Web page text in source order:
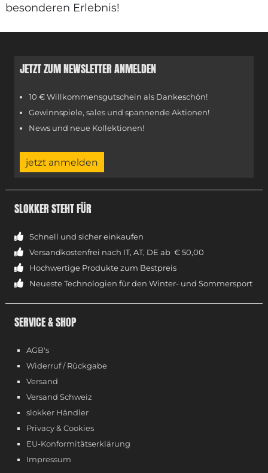
besonderen Erlebnis!
JETZT ZUM NEWSLETTER ANMELDEN
10 € Willkommensgutschein als Dankeschön!
Gewinnspiele, sales und spannende Aktionen!
News und neue Kollektionen!
jetzt anmelden
SLOKKER STEHT FÜR
Schnell und sicher einkaufen
Versandkostenfrei nach IT, AT, DE ab € 50,00
Hochwertige Produkte zum Bestpreis
Neueste Technologien für den Winter- und Sommersport
SERVICE & SHOP
AGB's
Widerruf / Rückgabe
Versand
Versand Schweiz
slokker Händler
Privacy & Cookies
EU-Konformitätserklärung
Impressum